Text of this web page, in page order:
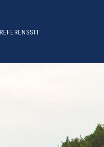
REFERENSSIT